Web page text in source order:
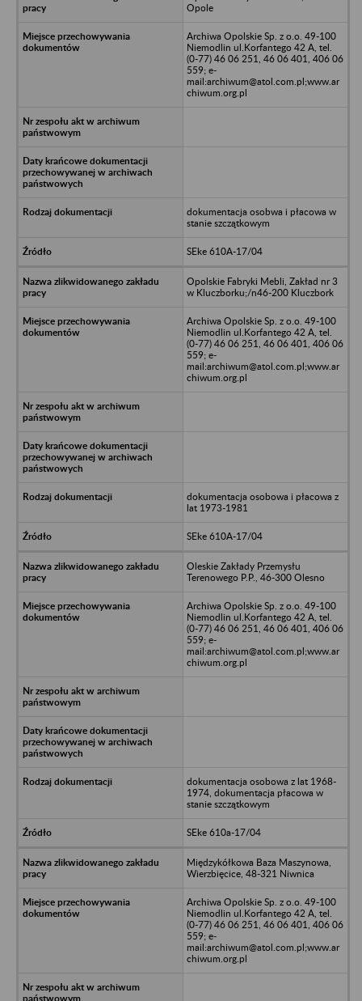
Opole
Archiwa Opolskie Sp. z o.o. 49-100
Niemodlin ul.Korfantego 42 A, tel.
(0-77) 46 06 251, 46 06 401, 406 06
559; e-
mail:archiwum@atol.com.pl;www.ar
chiwum.org.pl
dokumentacja osobwa i płacowa w
stanie szczątkowym
SEke 610A-17/04
Opolskie Fabryki Mebli, Zakład nr 3
w Kluczborku;/n46-200 Kluczbork
Archiwa Opolskie Sp. z o.o. 49-100
Niemodlin ul.Korfantego 42 A, tel.
(0-77) 46 06 251, 46 06 401, 406 06
559; e-
mail:archiwum@atol.com.pl;www.ar
chiwum.org.pl
dokumentacja osobowa i płacowa z
lat 1973-1981
SEke 610A-17/04
Oleskie Zakłady Przemysłu
Terenowego P.P., 46-300 Olesno
Archiwa Opolskie Sp. z o.o. 49-100
Niemodlin ul.Korfantego 42 A, tel.
(0-77) 46 06 251, 46 06 401, 406 06
559; e-
mail:archiwum@atol.com.pl;www.ar
chiwum.org.pl
dokumentacja osobowa z lat 1968-
1974, dokumentacja płacowa w
stanie szczątkowym
SEke 610a-17/04
Międzykółkowa Baza Maszynowa,
Wierzbięcice, 48-321 Niwnica
Archiwa Opolskie Sp. z o.o. 49-100
Niemodlin ul.Korfantego 42 A, tel.
(0-77) 46 06 251, 46 06 401, 406 06
559; e-
mail:archiwum@atol.com.pl;www.ar
chiwum.org.pl